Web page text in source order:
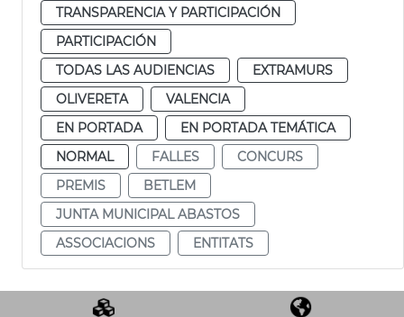
TRANSPARENCIA Y PARTICIPACIÓN
PARTICIPACIÓN
TODAS LAS AUDIENCIAS
EXTRAMURS
OLIVERETA
VALENCIA
EN PORTADA
EN PORTADA TEMÁTICA
NORMAL
FALLES
CONCURS
PREMIS
BETLEM
JUNTA MUNICIPAL ABASTOS
ASSOCIACIONS
ENTITATS